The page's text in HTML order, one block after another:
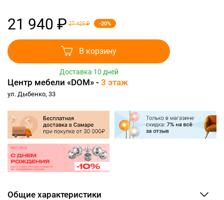
21 940 ₽ 27 425 ₽ -20%
В корзину
Доставка 10 дней
Центр мебели «DOM» - 3 этаж
ул. Дыбенко, 33
Общие характеристики